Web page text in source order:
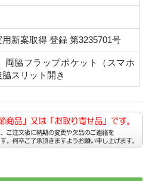
新案取得 登録 第3235701号
両脇フラップポケット（スマホ
スリット開き